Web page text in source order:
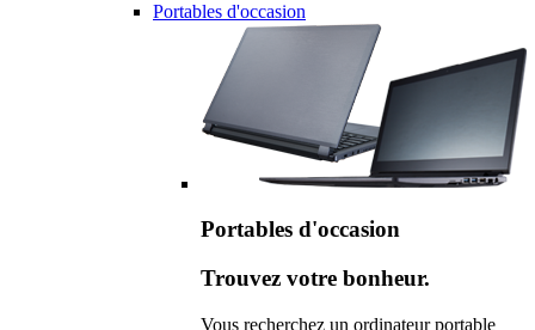
Portables d'occasion
Portables d'occasion
Trouvez votre bonheur.
Vous recherchez un ordinateur portable